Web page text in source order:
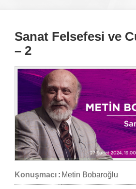
Sanat Felsefesi ve
– 2
Konuşmacı : Metin Bobaroğlu